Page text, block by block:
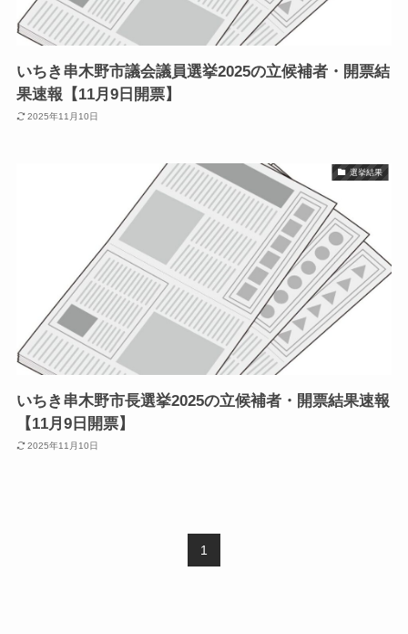
いちき串木野市議会議員選挙2025の立候補者・開票結
果速報【11月9日開票】
2025年11月10日
選挙結果
いちき串木野市長選挙2025の立候補者・開票結果速報
【11月9日開票】
2025年11月10日
1